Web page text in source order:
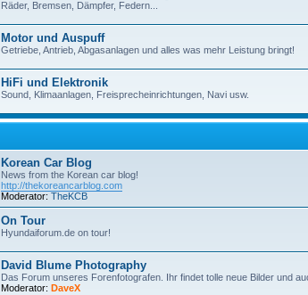
Räder, Bremsen, Dämpfer, Federn...
Motor und Auspuff
Getriebe, Antrieb, Abgasanlagen und alles was mehr Leistung bringt!
HiFi und Elektronik
Sound, Klimaanlagen, Freisprecheinrichtungen, Navi usw.
Korean Car Blog
News from the Korean car blog!
http://thekoreancarblog.com
Moderator: TheKCB
On Tour
Hyundaiforum.de on tour!
David Blume Photography
Das Forum unseres Forenfotografen. Ihr findet tolle neue Bilder und
Moderator: DaveX